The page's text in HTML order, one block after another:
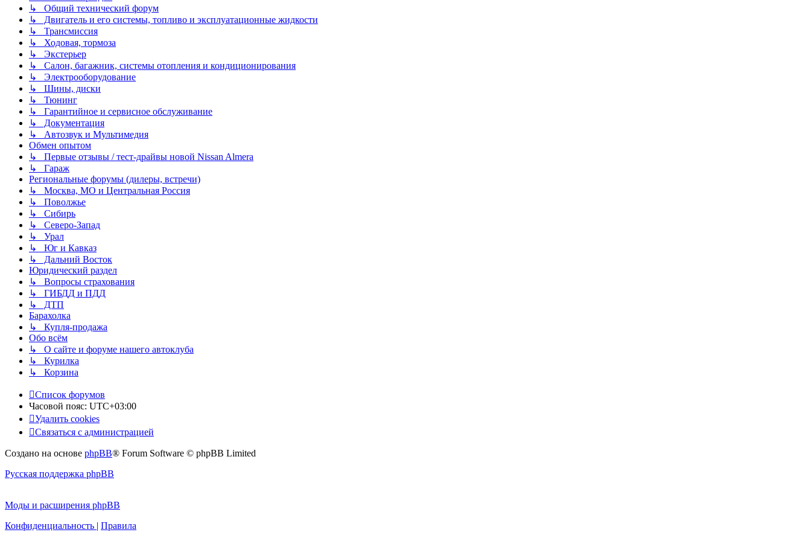
↳ Общий технический форум
↳ Двигатель и его системы, топливо и эксплуатационные жидкости
↳ Трансмиссия
↳ Ходовая, тормоза
↳ Экстерьер
↳ Салон, багажник, системы отопления и кондиционирования
↳ Электрооборудование
↳ Шины, диски
↳ Тюнинг
↳ Гарантийное и сервисное обслуживание
↳ Документация
↳ Автозвук и Мультимедия
Обмен опытом
↳ Первые отзывы / тест-драйвы новой Nissan Almera
↳ Гараж
Региональные форумы (дилеры, встречи)
↳ Москва, МО и Центральная Россия
↳ Поволжье
↳ Сибирь
↳ Северо-Запад
↳ Урал
↳ Юг и Кавказ
↳ Дальний Восток
Юридический раздел
↳ Вопросы страхования
↳ ГИБДД и ПДД
↳ ДТП
Барахолка
↳ Купля-продажа
Обо всём
↳ О сайте и форуме нашего автоклуба
↳ Курилка
↳ Корзина
Список форумов
Часовой пояс: UTC+03:00
Удалить cookies
Связаться с администрацией
Создано на основе phpBB® Forum Software © phpBB Limited
Русская поддержка phpBB
Моды и расширения phpBB
Конфиденциальность | Правила